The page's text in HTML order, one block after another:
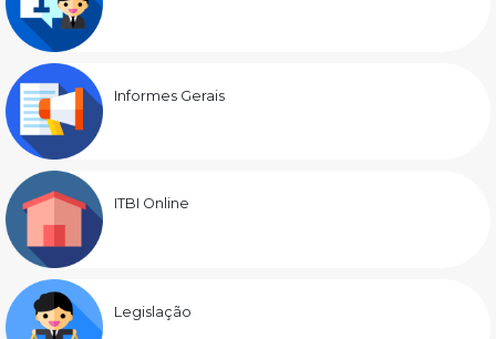
Informes Gerais
ITBI Online
Legislação